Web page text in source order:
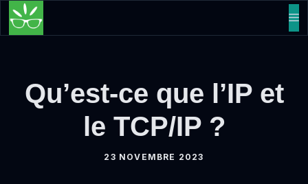
Aller
Qu’est-ce que l’IP et
le TCP/IP ?
23 NOVEMBRE 2023